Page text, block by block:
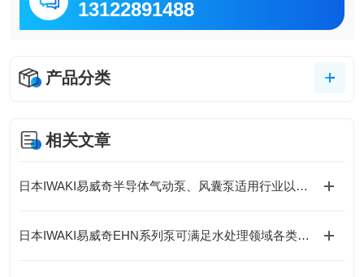
13122891488
产品分类
相关文章
日本IWAKI易威奇半导体气动泵、风囊泵适用行业以及产品介绍
日本IWAKI易威奇EHN系列泵可满足水处理领域各类化学药液的加药需求